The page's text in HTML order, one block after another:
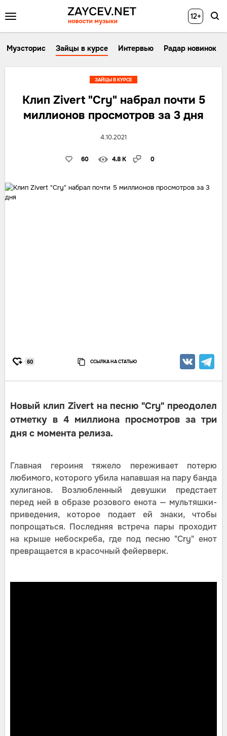
12+
Музсторис Зайцы в курсе Интервью Радар новинок
Клип Zivert "Cry" набрал почти 5
миллионов просмотров за 3 дня
4.10.2021
60 4.8 K 0
ЗАЙЦЫ В КУРСЕ
60 ССЫЛКА НА СТАТЬЮ
Новый клип Zivert на песню "Cry" преодолел
отметку в 4 миллиона просмотров за три
дня с момента релиза.
Главная героиня тяжело переживает потерю
любимого, которого убила напавшая на пару банда
хулиганов. Возлюбленный девушки предстает
перед ней в образе розового енота — мультяшки-
приведения, которое подает ей знаки, чтобы
попрощаться. Последняя встреча пары проходит
на крыше небоскреба, где под песню "Cry" енот
превращается в красочный фейерверк.